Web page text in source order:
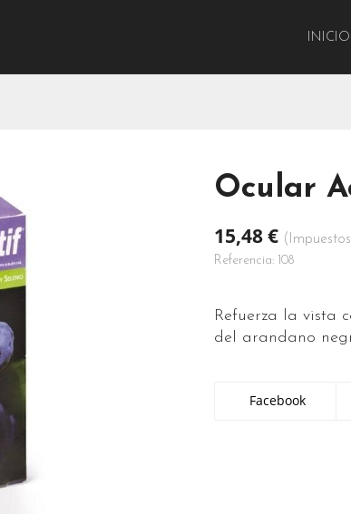
INICIO
Ocular
15,48 €
Referencia: 108
Refuerza la vista
del arandano
Facebook